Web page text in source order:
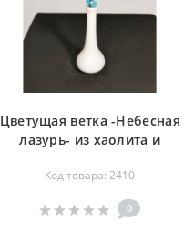
Цветущая ветка -Небесная
лазурь- из хаолита и
Код товара: 2410
0